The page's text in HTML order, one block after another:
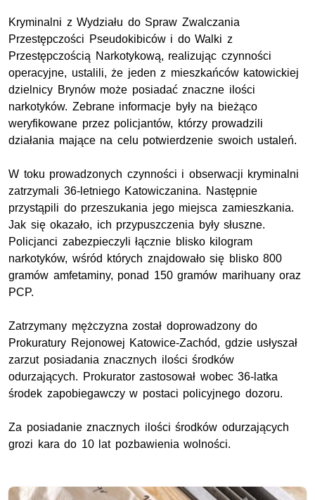
Kryminalni z Wydziału do Spraw Zwalczania
Przestępczości Pseudokibiców i do Walki z
Przestępczością Narkotykową, realizując czynności
operacyjne, ustalili, że jeden z mieszkańców katowickiej
dzielnicy Brynów może posiadać znaczne ilości
narkotyków. Zebrane informacje były na bieżąco
weryfikowane przez policjantów, którzy prowadzili
działania mające na celu potwierdzenie swoich ustaleń.
W toku prowadzonych czynności i obserwacji kryminalni
zatrzymali 36-letniego Katowiczanina. Następnie
przystąpili do przeszukania jego miejsca zamieszkania.
Jak się okazało, ich przypuszczenia były słuszne.
Policjanci zabezpieczyli łącznie blisko kilogram
narkotyków, wśród których znajdowało się blisko 800
gramów amfetaminy, ponad 150 gramów marihuany oraz
PCP.
Zatrzymany mężczyzna został doprowadzony do
Prokuratury Rejonowej Katowice-Zachód, gdzie usłyszał
zarzut posiadania znacznych ilości środków
odurzających. Prokurator zastosował wobec 36-latka
środek zapobiegawczy w postaci policyjnego dozoru.
Za posiadanie znacznych ilości środków odurzających
grozi kara do 10 lat pozbawienia wolności.